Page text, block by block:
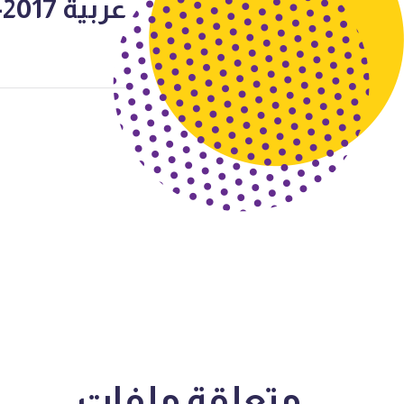
عربية 2017-2018